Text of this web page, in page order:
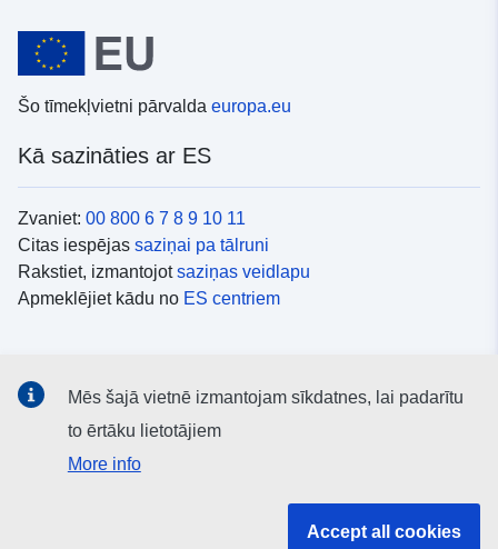
Šo tīmekļvietni pārvalda europa.eu
Kā sazināties ar ES
Zvaniet: 00 800 6 7 8 9 10 11
Citas iespējas saziņai pa tālruni
Rakstiet, izmantojotsaziņas veidlapu
Apmeklējiet kādu no ES centriem
ES kontisociālajos medijos
Mēs šajā vietnē izmantojam sīkdatnes, lai padarītu
to ērtāku lietotājiem
More info
Accept all cookies